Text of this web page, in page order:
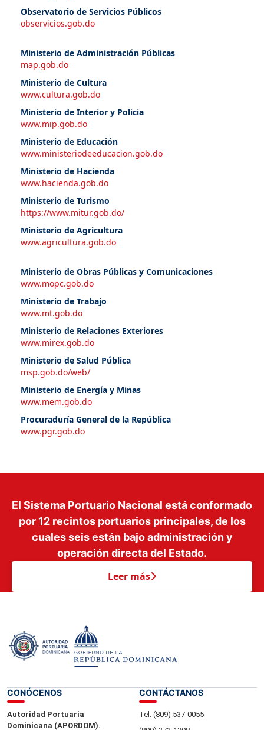
Observatorio de Servicios Públicos
observicios.gob.do
Ministerio de Administración Públicas
map.gob.do
Ministerio de Cultura
www.cultura.gob.do
Ministerio de Interior y Policia
www.mip.gob.do
Ministerio de Educación
www.ministeriodeeducacion.gob.do
Ministerio de Hacienda
www.hacienda.gob.do
Ministerio de Turismo
https://www.mitur.gob.do/
Ministerio de Agricultura
www.agricultura.gob.do
Ministerio de Obras Públicas y Comunicaciones
www.mopc.gob.do
Ministerio de Trabajo
www.mt.gob.do
Ministerio de Relaciones Exteriores
www.mirex.gob.do
Ministerio de Salud Pública
msp.gob.do/web/
Ministerio de Energía y Minas
www.mem.gob.do
Procuraduría General de la República
www.pgr.gob.do
El Sistema Portuario Nacional está conformado
por 12 recintos portuarios principales, de los
cuales seis están bajo administración y
operación directa del Estado.
Leer más
CONÓCENOS
Autoridad Portuaria
Dominicana (APORDOM).
CONTÁCTANOS
Tel: (809) 537-0055